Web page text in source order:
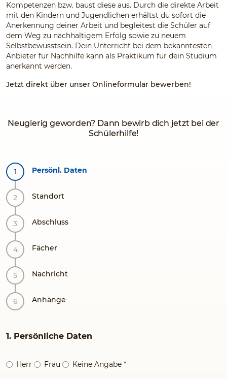
Kompetenzen bzw. baust diese aus. Durch die direkte Arbeit
mit den Kindern und Jugendlichen erhältst du sofort die
Anerkennung deiner Arbeit und begleitest die Schüler auf
dem Weg zu nachhaltigem Erfolg sowie zu neuem
Selbstbewusstsein. Dein Unterricht bei dem bekanntesten
Anbieter für Nachhilfe kann als Praktikum für dein Studium
anerkannt werden.
Jetzt direkt über unser Onlineformular bewerben!
Neugierig geworden? Dann bewirb dich jetzt bei der
Schülerhilfe!
Persönl. Daten
Standort
Abschluss
Fächer
Nachricht
Anhänge
1. Persönliche Daten
Herr Frau Keine Angabe *